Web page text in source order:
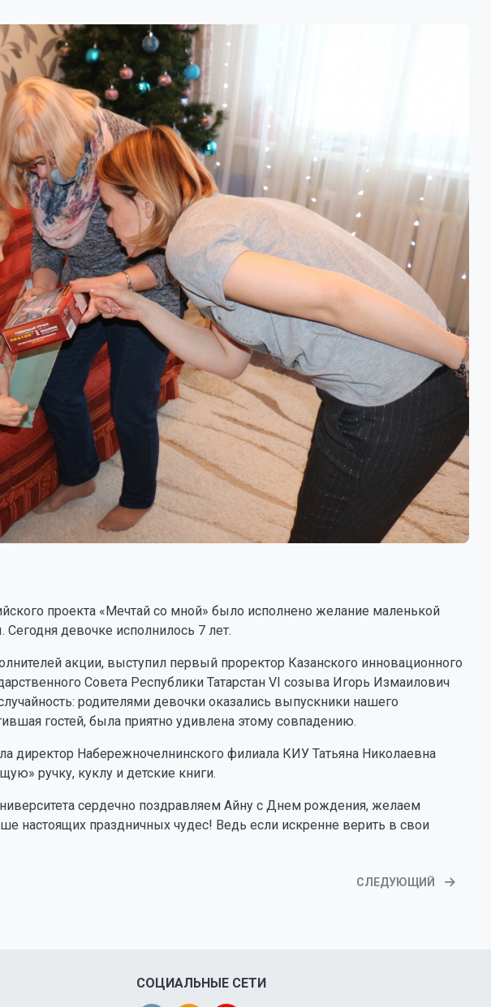
проекта «Мечтай со мной» было исполнено желание маленькой
девочке исполнилось 7 лет.
акции, выступил первый проректор Казанского инновационного
Совета Республики Татарстан VI созыва Игорь Измаилович
родителями девочки оказались выпускники нашего
гостей, была приятно удивлена этому совпадению.
директор Набережночелнинского филиала КИУ Татьяна Николаевна
ручку, куклу и детские книги.
сердечно поздравляем Айну с Днем рождения, желаем
настоящих праздничных чудес! Ведь если искренне верить в свои
СЛЕДУЮЩИЙ
СОЦИАЛЬНЫЕ СЕТИ